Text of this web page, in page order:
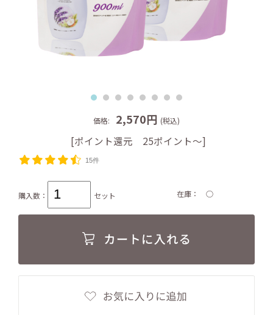
価格: 2,570円 (税込)
[ポイント還元 25ポイント～]
15件
購入数： セット 在庫 ○